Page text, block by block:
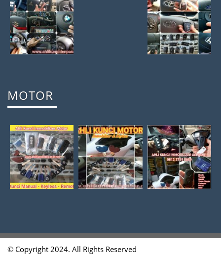
MOTOR
© Copyright 2024. All Rights Reserved